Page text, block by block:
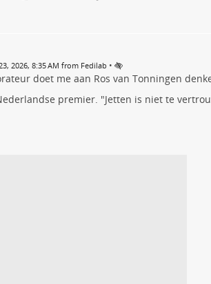
2026, 8:35 AM from Fedilab •
doet me aan Ros van Tonningen
premier. "Jetten is niet te